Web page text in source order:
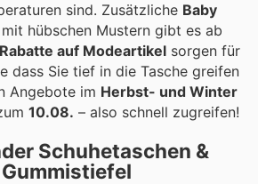
sind. Zusätzliche Baby
mit hübschen Mustern gibt es ab
auf Modeartikel sorgen für
dass Sie tief in die Tasche greifen
Angebote im Herbst- und Winter
10.08. – also schnell zugreifen!
Schuhetaschen &